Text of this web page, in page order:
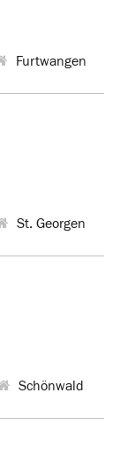
Furtwangen
St. Georgen
Schönwald